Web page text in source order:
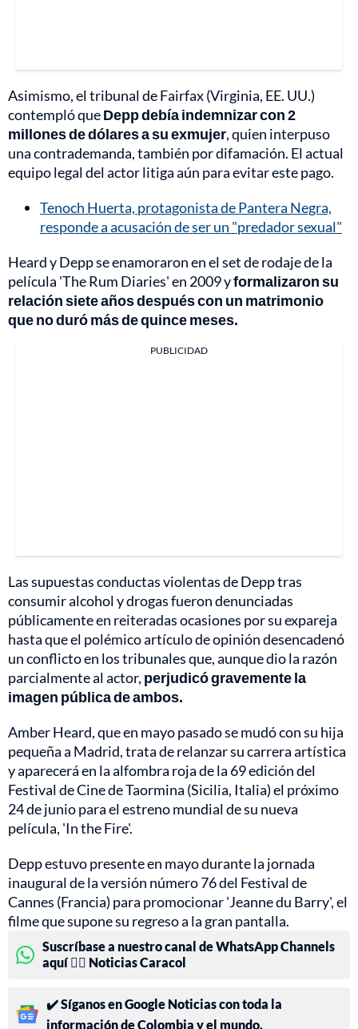
Asimismo, el tribunal de Fairfax (Virginia, EE. UU.)
contempló queDepp debía indemnizar con 2
millones de dólares a su exmujer, quien interpuso
una contrademanda, también por difamación. El actual
equipo legal del actor litiga aún para evitar este pago.
Tenoch Huerta, protagonista de Pantera Negra,
responde a acusación de ser un "predador sexual"
Heard y Depp se enamoraron en el set de rodaje de la
película 'The Rum Diaries' en 2009 yformalizaron su
relación siete años después con un matrimonio
que no duró más de quince meses.
PUBLICIDAD
Las supuestas conductas violentas de Depp tras
consumir alcohol y drogas fueron denunciadas
públicamente en reiteradas ocasiones por su expareja
hasta que el polémico artículo de opinión desencadenó
un conflicto en los tribunales que, aunque dio la razón
parcialmente al actor, perjudicó gravemente la
imagen pública de ambos.
Amber Heard, que en mayo pasado se mudó con su hija
pequeña a Madrid, trata de relanzar su carrera artística
y aparecerá en la alfombra roja de la 69 edición del
Festival de Cine de Taormina (Sicilia, Italia) el próximo
24 de junio para el estreno mundial de su nueva
película, 'In the Fire'.
Depp estuvo presente en mayo durante la jornada
inaugural de la versión número 76 del Festival de
Cannes (Francia) para promocionar 'Jeanne du Barry', el
filme que supone su regreso a la gran pantalla.
Suscríbase a nuestro canal de WhatsApp Channels
aquí 👉🏻 Noticias Caracol
✔️ Síganos en Google Noticias con toda la
información de Colombia y el mundo.